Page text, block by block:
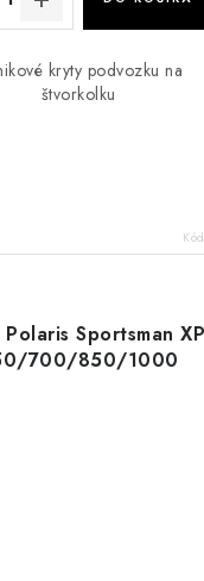
kryty podvozku na
štvorkolku
Sportsman XP
700/850/1000